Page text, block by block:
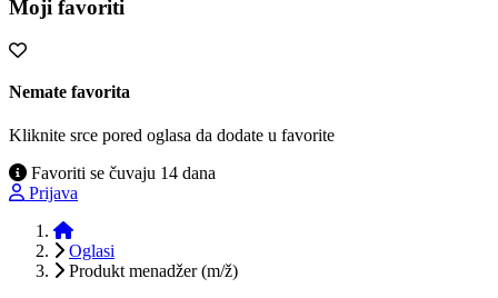
Moji favoriti
Nemate favorita
Kliknite srce pored oglasa da dodate u favorite
Favoriti se čuvaju 14 dana
Prijava
Početna
Oglasi
Produkt menadžer (m/ž)